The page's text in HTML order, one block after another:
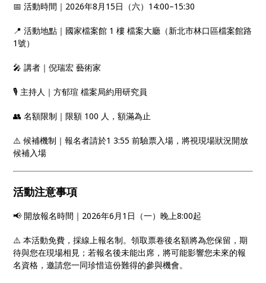
📅 活動時間｜2026年8月15日（六）14:00–15:30
📍 活動地點｜國家檔案館 1 樓 檔案大廳（新北市林口區檔案館路
1號）
🎤 講者｜倪瑞宏 藝術家
🎙️ 主持人｜方郁瑄 檔案局約用研究員
👥 名額限制｜限額 100 人，額滿為止
⚠️ 候補機制｜報名者請於1 3:55 前驗票入場，將視現場狀況開放
候補入場
活動注意事項
📢 開放報名時間｜2026年6月1日（一）晚上8:00起
⚠️ 本活動免費，採線上報名制。領取票卷後名額將為您保留，期
待與您在現場相見；若報名後未能出席，將可能影響您未來的報
名資格，邀請您一同珍惜這份難得的參與機會。